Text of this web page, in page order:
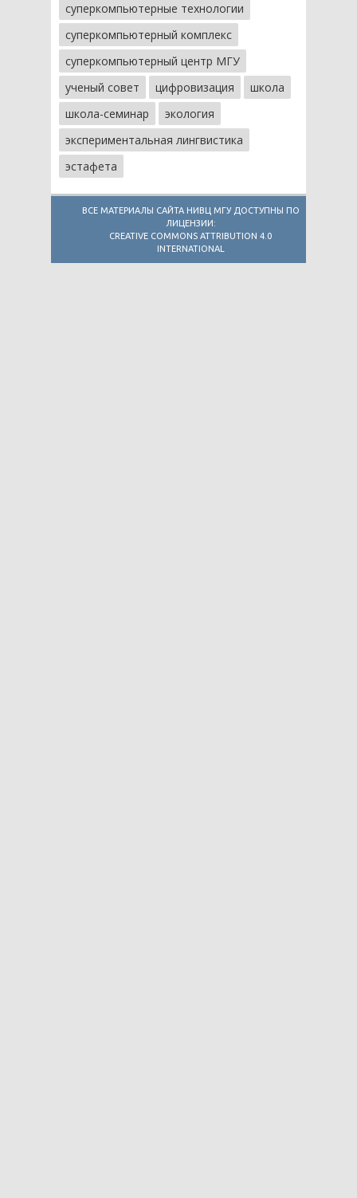
суперкомпьютерные технологии
суперкомпьютерный комплекс
суперкомпьютерный центр МГУ
ученый совет
цифровизация
школа
школа-семинар
экология
экспериментальная лингвистика
эстафета
ВСЕ МАТЕРИАЛЫ САЙТА НИВЦ МГУ ДОСТУПНЫ ПО
ЛИЦЕНЗИИ:
CREATIVE COMMONS ATTRIBUTION 4.0
INTERNATIONAL